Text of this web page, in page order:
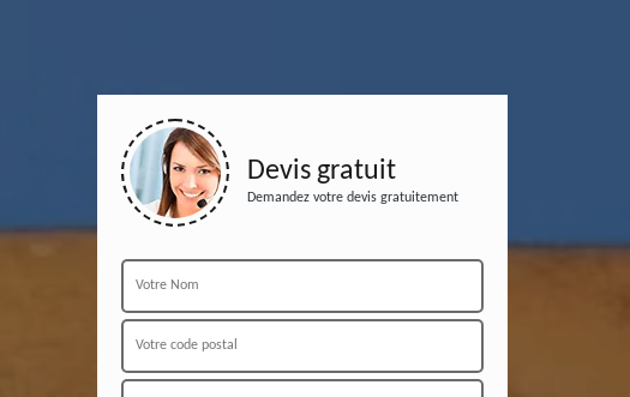
Devis gratuit
Demandez votre devis gratuitement